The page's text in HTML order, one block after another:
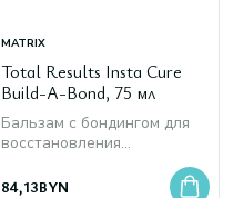
MATRIX
Total Results Insta Cure
Build-A-Bond, 75 мл
Бальзам с бондингом для
восстановления
84,13BYN